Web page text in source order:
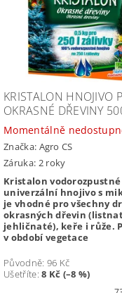
KRISTALON HNOJIVO
OKRASNÉ DŘEVINY
Momentálně
Značka: Agro CS
Záruka: 2 roky
Kristalon vodorozpustné
univerzální hnojivo s
je vhodné pro všechny
okrasných dřevin
jehličnaté), keře i růže.
v období vegetace
Původně: 96 Kč
Ušetříte:8 Kč (–8 %)